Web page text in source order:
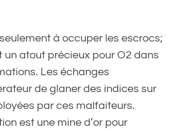
à occuper les escrocs;
un atout précieux pour O2 dans
Les échanges
de glaner des indices sur
par ces malfaiteurs.
est une mine d’or pour